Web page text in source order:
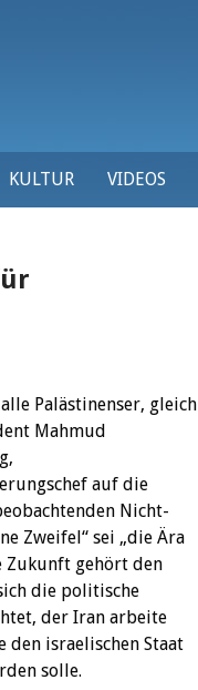
KULTUR VIDEOS
Palästinenser, gleich
Mahmud
auf die
Nicht-
Zweifel“ sei „die Ära
Zukunft gehört den
die politische
der Iran arbeite
den israelischen Staat
solle.